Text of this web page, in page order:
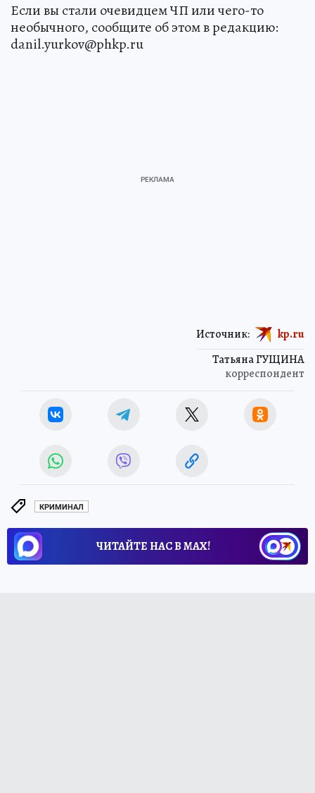
Если вы стали очевидцем ЧП или чего-то
необычного, сообщите об этом в редакцию:
danil.yurkov@phkp.ru
Татьяна ГУЩИНА
корреспондент
Источник: kp.ru
КРИМИНАЛ
ЧИТАЙТЕ НАС В МАХ!